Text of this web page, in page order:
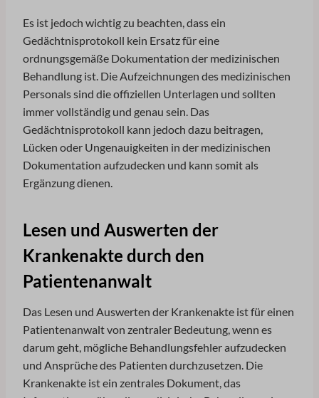
Es ist jedoch wichtig zu beachten, dass ein
Gedächtnisprotokoll kein Ersatz für eine
ordnungsgemäße Dokumentation der medizinischen
Behandlung ist. Die Aufzeichnungen des medizinischen
Personals sind die offiziellen Unterlagen und sollten
immer vollständig und genau sein. Das
Gedächtnisprotokoll kann jedoch dazu beitragen,
Lücken oder Ungenauigkeiten in der medizinischen
Dokumentation aufzudecken und kann somit als
Ergänzung dienen.
Lesen und Auswerten der
Krankenakte durch den
Patientenanwalt
Das Lesen und Auswerten der Krankenakte ist für einen
Patientenanwalt von zentraler Bedeutung, wenn es
darum geht, mögliche Behandlungsfehler aufzudecken
und Ansprüche des Patienten durchzusetzen. Die
Krankenakte ist ein zentrales Dokument, das
kconsent
klaro
marketing_cookies
OptanonAlertBoxClosed
perf_*
snconsent
SSID
ssm_au_c
TSVB_UID
twCookieConsent
wpc*